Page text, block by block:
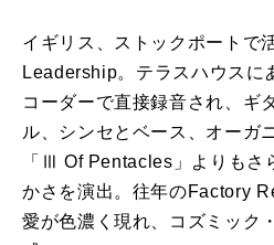
イギリス、ストックポートで
Leadership。テラスハウスに
コーダーで直接録音され、ギ
ル、シンセとベース、オーガ
「Ⅲ Of Pentacles」よりもさ
かさを演出。往年のFactory
愛が色濃く現れ、コズミック